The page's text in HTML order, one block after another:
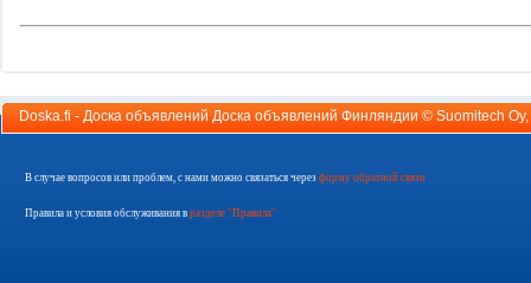
Doska.fi - Доска объявлений Доска объявлений Финляндии © Suomitech Oy
В случае вопросов или проблем, с нами можно связаться через форму обратной связи
Правила и условия обслуживания в разделе "Правила"